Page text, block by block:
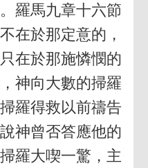
羅馬九章十六節
在於那定意的，
在於那施憐憫的
神向大數的掃羅
羅得救以前禱告
神曾否答應他的
羅大喫一驚，主